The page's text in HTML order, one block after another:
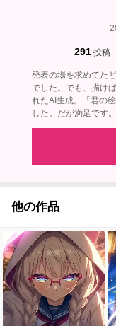
291 投稿
発表の場を求めてた
でした。でも、描け
れたAI生成。「君の
した。だが満足です。
他の作品